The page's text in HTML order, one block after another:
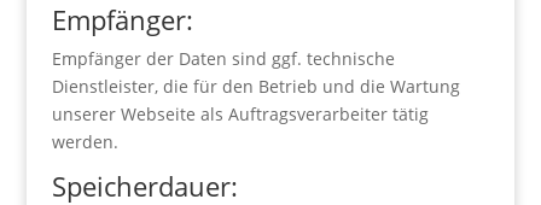
Empfänger:
Empfänger der Daten sind ggf. technische
Dienstleister, die für den Betrieb und die Wartung
unserer Webseite als Auftragsverarbeiter tätig
werden.
Speicherdauer: